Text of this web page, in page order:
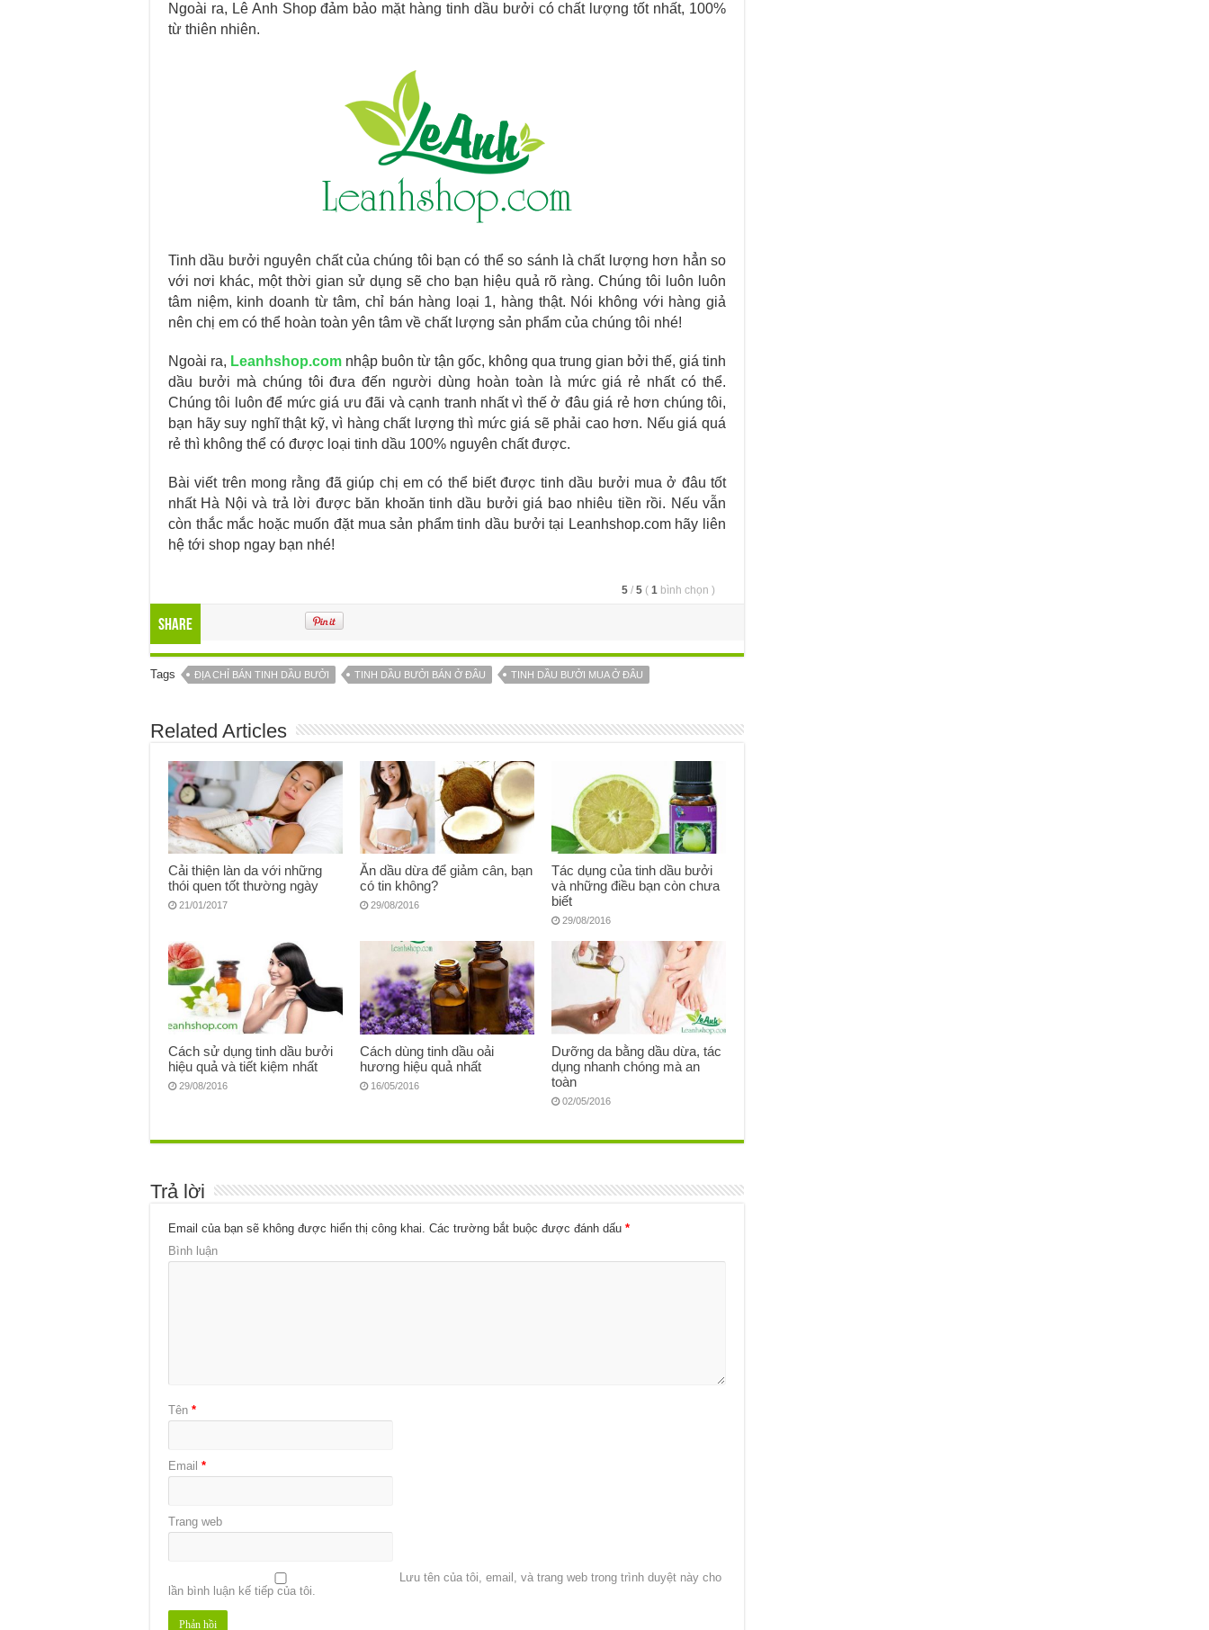
Ngoài ra, Lê Anh Shop đảm bảo mặt hàng tinh dầu bưởi có chất lượng tốt nhất, 100%
từ thiên nhiên.
Tinh dầu bưởi nguyên chất của chúng tôi bạn có thể so sánh là chất lượng hơn hẳn so
với nơi khác, một thời gian sử dụng sẽ cho bạn hiệu quả rõ ràng. Chúng tôi luôn luôn
tâm niệm, kinh doanh từ tâm, chỉ bán hàng loại 1, hàng thật. Nói không với hàng giả
nên chị em có thể hoàn toàn yên tâm về chất lượng sản phẩm của chúng tôi nhé!
Ngoài ra, Leanhshop.com nhập buôn từ tận gốc, không qua trung gian bởi thế, giá tinh
dầu bưởi mà chúng tôi đưa đến người dùng hoàn toàn là mức giá rẻ nhất có thể.
Chúng tôi luôn để mức giá ưu đãi và cạnh tranh nhất vì thế ở đâu giá rẻ hơn chúng tôi,
bạn hãy suy nghĩ thật kỹ, vì hàng chất lượng thì mức giá sẽ phải cao hơn. Nếu giá quá
rẻ thì không thể có được loại tinh dầu 100% nguyên chất được.
Bài viết trên mong rằng đã giúp chị em có thể biết được tinh dầu bưởi mua ở đâu tốt
nhất Hà Nội và trả lời được băn khoăn tinh dầu bưởi giá bao nhiêu tiền rồi. Nếu vẫn
còn thắc mắc hoặc muốn đặt mua sản phẩm tinh dầu bưởi tại Leanhshop.com hãy liên
hệ tới shop ngay bạn nhé!
5 / 5 ( 1 bình chọn )
Share
Tags ĐỊA CHỈ BÁN TINH DẦU BƯỞI TINH DẦU BƯỞI BÁN Ở ĐÂU TINH DẦU BƯỞI MUA Ở ĐÂU
Related Articles
Cải thiện làn da với những
thói quen tốt thường ngày
21/01/2017
Ăn dầu dừa để giảm cân, bạn
có tin không?
29/08/2016
Tác dụng của tinh dầu bưởi
và những điều bạn còn chưa
biết
29/08/2016
Cách sử dụng tinh dầu bưởi
hiệu quả và tiết kiệm nhất
29/08/2016
Cách dùng tinh dầu oải
hương hiệu quả nhất
16/05/2016
Dưỡng da bằng dầu dừa, tác
dụng nhanh chóng mà an
toàn
02/05/2016
Trả lời
Email của bạn sẽ không được hiển thị công khai. Các trường bắt buộc được đánh dấu *
Bình luận
Tên *
Email *
Trang web
Lưu tên của tôi, email, và trang web trong trình duyệt này cho
lần bình luận kế tiếp của tôi.